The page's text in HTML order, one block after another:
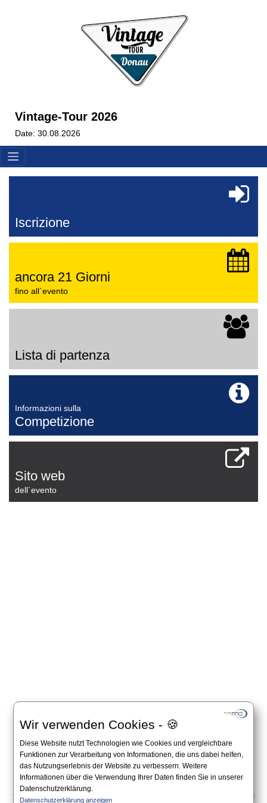
Wir verwenden Cookies - 🍪
Diese Website nutzt Technologien wie Cookies und vergleichbare
Funktionen zur Verarbeitung von Informationen, die uns dabei helfen,
das Nutzungserlebnis der Website zu verbessern. Weitere
Informationen über die Verwendung Ihrer Daten finden Sie in unserer
Datenschutzerklärung.
Datenschutzerklärung anzeigen
Vintage-Tour 2026
Date: 30.08.2026
Iscrizione
ancora 21 Giorni
fino all`evento
Lista di partenza
Informazioni sulla
Competizione
Sito web
dell`evento
Tutte le informazioni su questo sito web sono senza garanzia. Fa fede esclusivamente il